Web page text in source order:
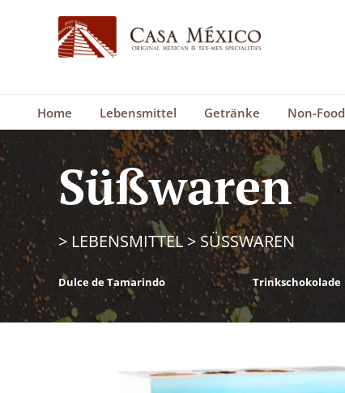
Home Lebensmittel Getränke Non-Food
Süßwaren
> LEBENSMITTEL>SÜSSWAREN
Dulce de Tamarindo Trinkschokolade